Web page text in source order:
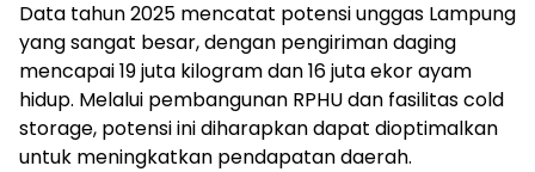
​Data tahun 2025 mencatat potensi unggas Lampung
yang sangat besar, dengan pengiriman daging
mencapai 19 juta kilogram dan 16 juta ekor ayam
hidup. Melalui pembangunan RPHU dan fasilitas cold
storage, potensi ini diharapkan dapat dioptimalkan
untuk meningkatkan pendapatan daerah.